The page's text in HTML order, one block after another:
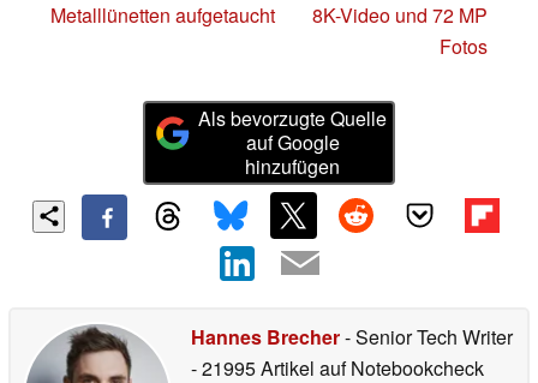
Metalllünetten aufgetaucht
8K-Video und 72 MP
Fotos
Als bevorzugte Quelle
auf Google
hinzufügen
Hannes Brecher- Senior Tech Writer
- 21995 Artikel auf Notebookcheck